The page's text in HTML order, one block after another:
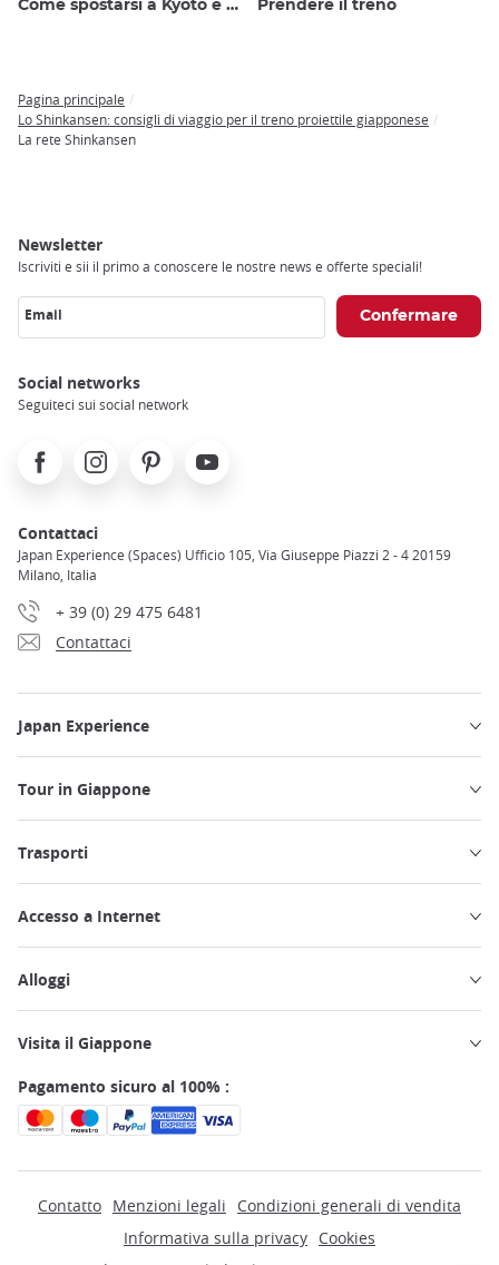
Come spostarsi a Kyoto e dintorni Prendere il treno
Breadcrumb
Pagina principale
Lo Shinkansen: consigli di viaggio per il treno proiettile giapponese
La rete Shinkansen
Newsletter
Iscriviti e sii il primo a conoscere le nostre news e offerte speciali!
Email
Social networks
Seguiteci sui social network
FacebookInstagramPinterest Youtube
Contattaci
Japan Experience (Spaces) Ufficio 105, Via Giuseppe Piazzi 2 - 4 20159
Milano, Italia
+ 39 (0) 29 475 6481
Contattaci
Japan Experience
Tour in Giappone
Trasporti
Accesso a Internet
Alloggi
Visita il Giappone
Pagamento sicuro al 100% :
Contatto Menzioni legali
Condizioni generali di vendita
Informativa sulla privacy Cookies